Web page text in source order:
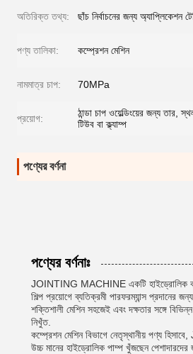
অতিরিক্ত তথ্য: ছাঁচ নির্বাচনের জন্য অ্যাপ্লিকেশন
পণ্য তালিকা: কম্প্রেশন মেশিন
নামমাত্র চাপ: 70MPa
প্রয়োগ:
ঠান্ডা চাপ ওয়েল্ডিংয়ের জন্য তার,
টিউব বা ক্ল্যাম্প
পণ্যের বর্ণনা
পণ্যের বর্ণনাঃ
JOINTING MACHINE একটি হাইড্রোলিক
শিল্প প্রয়োগে ব্যতিক্রমী পারফরম্যান্স প্রদানের
শক্তিশালী মেশিন সহজেই এবং দক্ষতার সঙ্গে
নিখুঁত.
কম্প্রেশন মেশিন বিভাগে নেতৃস্থানীয় পণ্য
উচ্চ মানের হাইড্রোলিক পাম্প খুঁজছেন